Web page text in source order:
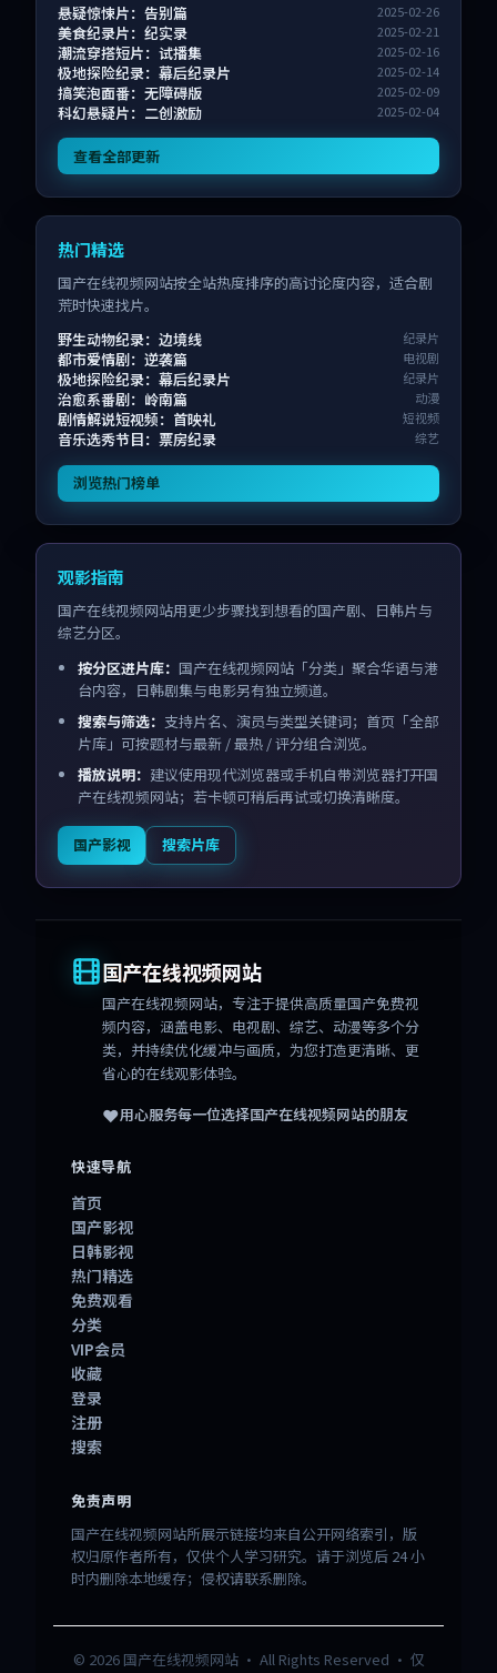
悬疑惊悚片：告别篇
2025-02-26
美食纪录片：纪实录 2025-02-21
潮流穿搭短片：试播集 2025-02-16
极地探险纪录：幕后纪录片 2025-02-14
搞笑泡面番：无障碍版 2025-02-09
科幻悬疑片：二创激励 2025-02-04
查看全部更新
热门精选
国产在线视频网站按全站热度排序的高讨论度内容，适合剧
荒时快速找片。
野生动物纪录：边境线
纪录片
都市爱情剧：逆袭篇 电视剧
极地探险纪录：幕后纪录片 纪录片
治愈系番剧：岭南篇 动漫
剧情解说短视频：首映礼 短视频
音乐选秀节目：票房纪录 综艺
浏览热门榜单
观影指南
国产在线视频网站用更少步骤找到想看的国产剧、日韩片与
综艺分区。
按分区进片库： 国产在线视频网站「分类」聚合华语与港
台内容，日韩剧集与电影另有独立频道。
搜索与筛选： 支持片名、演员与类型关键词；首页「全部
片库」可按题材与最新 / 最热 / 评分组合浏览。
播放说明： 建议使用现代浏览器或手机自带浏览器打开国
产在线视频网站；若卡顿可稍后再试或切换清晰度。
国产影视 搜索片库
国产在线视频网站
国产在线视频网站，专注于提供高质量国产免费视
频内容，涵盖电影、电视剧、综艺、动漫等多个分
类，并持续优化缓冲与画质，为您打造更清晰、更
省心的在线观影体验。
❤️用心服务每一位选择国产在线视频网站的朋友
快速导航
首页
国产影视
日韩影视
热门精选
免费观看
分类
VIP会员
收藏
登录
注册
搜索
免责声明
国产在线视频网站所展示链接均来自公开网络索引，版
权归原作者所有，仅供个人学习研究。请于浏览后 24 小
时内删除本地缓存；侵权请联系删除。
© 2026 国产在线视频网站· All Rights Reserved · 仅